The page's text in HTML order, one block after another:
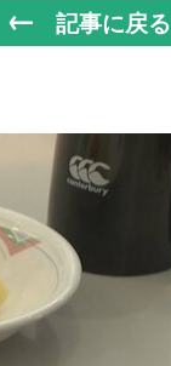
記事に戻る